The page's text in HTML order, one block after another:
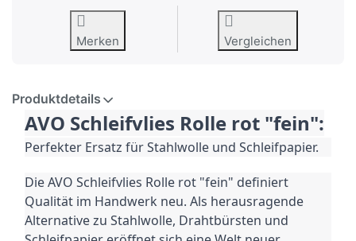
Merken Vergleichen
Produktdetails
AVO Schleifvlies Rolle rot "fein":
Perfekter Ersatz für Stahlwolle und Schleifpapier.
Die AVO Schleifvlies Rolle rot "fein" definiert
Qualität im Handwerk neu. Als herausragende
Alternative zu Stahlwolle, Drahtbürsten und